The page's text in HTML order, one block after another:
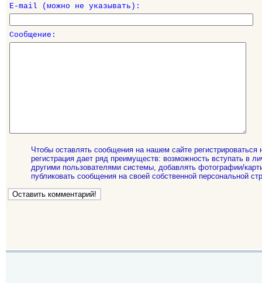
E-mail (можно не указывать):
Сообщение:
Чтобы оставлять сообщения на нашем сайте регистрироваться
регистрация дает ряд преимуществ: возможность вступать в
другими пользователями системы, добавлять фотографии/
публиковать сообщения на своей собственной персональной